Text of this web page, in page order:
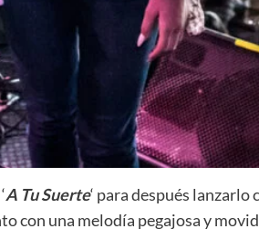
A Tu Suerte‘ para después
con una melodía pegajosa y